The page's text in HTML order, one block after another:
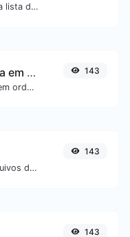
Converta facilmente uma lista de texto em uma lista aleatória.
Organizador de lista em ordem alfabética
Ordene linhas de texto em ordem alfabética (A-Z ou Z-A) com facilidade.
143
Converta facilmente arquivos de imagem PNG para JPG.
143
143